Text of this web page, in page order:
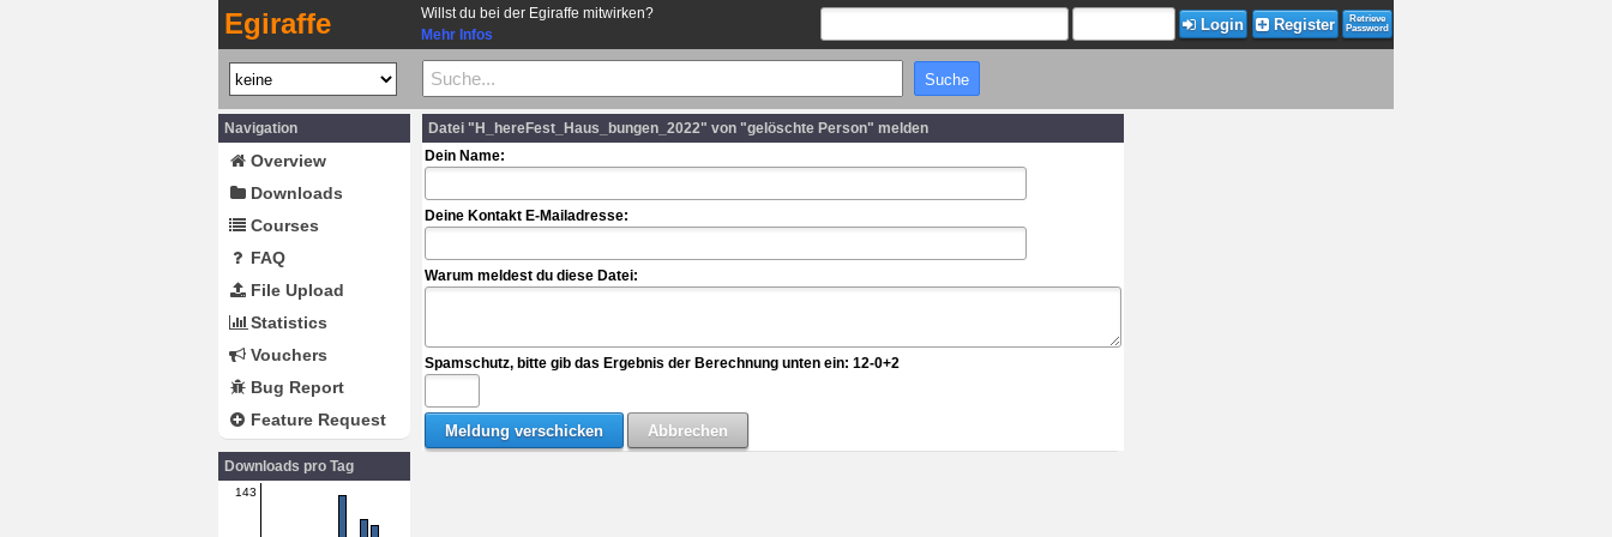
Egiraffe
Willst du bei der Egiraffe mitwirken?
Mehr Infos
Login Register
Retrieve
Password
Navigation
Overview
Downloads
Courses
FAQ
File Upload
Statistics
Vouchers
Bug Report
Feature Request
Downloads pro Tag
143
Datei "H_hereFest_Haus_bungen_2022" von "gelöschte Person" melden
Dein Name:
Deine Kontakt E-Mailadresse:
Warum meldest du diese Datei:
Spamschutz, bitte gib das Ergebnis der Berechnung unten ein: 12-0+2